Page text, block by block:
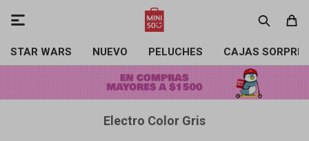
STAR WARS NUEVO PELUCHES CAJAS

Electro Color Gris